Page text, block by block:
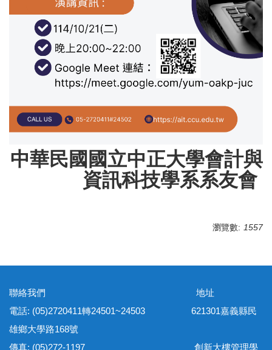
中華民國國立中正大學會計與
資訊科技學系系友會
瀏覽數: 1557
聯絡我們 地址
電話: (05)2720411轉24501~24503 621301嘉義縣民
雄鄉大學路168號
傳真: (05)272-1197 創新大樓管理學